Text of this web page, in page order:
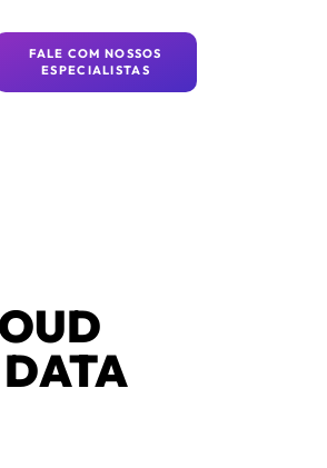
FALE COM NOSSOS
ESPECIALISTAS